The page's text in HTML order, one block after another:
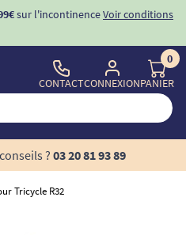
sur l'incontinenceVoir conditions
CONTACTCONNEXION
0
PANIER
? 03 20 81 93 89
Tricycle R32